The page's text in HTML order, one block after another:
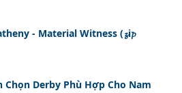
- Material Witness (𝔃i𝓹
Chọn Derby Phù Hợp Cho Nam